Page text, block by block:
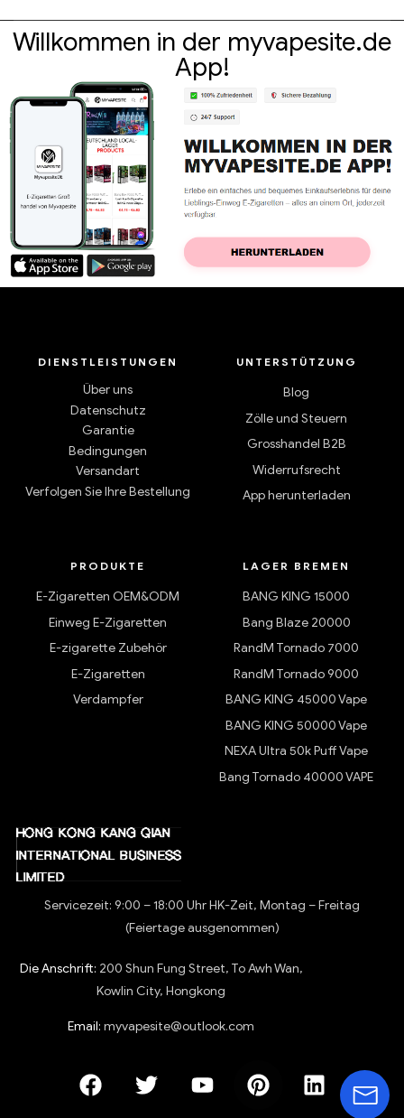
Willkommen in der myvapesite.de
App!
DIENSTLEISTUNGEN
Über uns
Datenschutz
Garantie
Bedingungen
Versandart
Verfolgen Sie Ihre Bestellung
UNTERSTÜTZUNG
Blog
Zölle und Steuern
Grosshandel B2B
Widerrufsrecht
App herunterladen
PRODUKTE
E-Zigaretten OEM&ODM
Einweg E-Zigaretten
E-zigarette Zubehör
E-Zigaretten
Verdampfer
LAGER BREMEN
BANG KING 15000
Bang Blaze 20000
RandM Tornado 7000
RandM Tornado 9000
BANG KING 45000 Vape
BANG KING 50000 Vape
NEXA Ultra 50k Puff Vape
Bang Tornado 40000 VAPE
Servicezeit: 9:00 – 18:00 Uhr HK-Zeit, Montag – Freitag
(Feiertage ausgenommen)
Die Anschrift: 200 Shun Fung Street, To Awh Wan,
Kowlin City, Hongkong
Email: myvapesite@outlook.com